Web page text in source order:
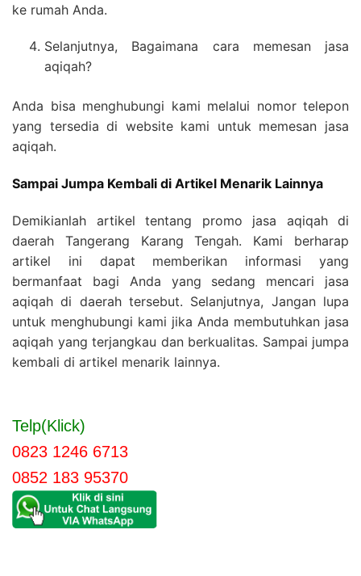
ke rumah Anda.
Selanjutnya, Bagaimana cara memesan jasa
aqiqah?
Anda bisa menghubungi kami melalui nomor telepon
yang tersedia di website kami untuk memesan jasa
aqiqah.
Sampai Jumpa Kembali di Artikel Menarik Lainnya
Demikianlah artikel tentang promo jasa aqiqah di
daerah Tangerang Karang Tengah. Kami berharap
artikel ini dapat memberikan informasi yang
bermanfaat bagi Anda yang sedang mencari jasa
aqiqah di daerah tersebut. Selanjutnya, Jangan lupa
untuk menghubungi kami jika Anda membutuhkan jasa
aqiqah yang terjangkau dan berkualitas. Sampai jumpa
kembali di artikel menarik lainnya.
Telp(Klick)
0823 1246 6713
0852 183 95370